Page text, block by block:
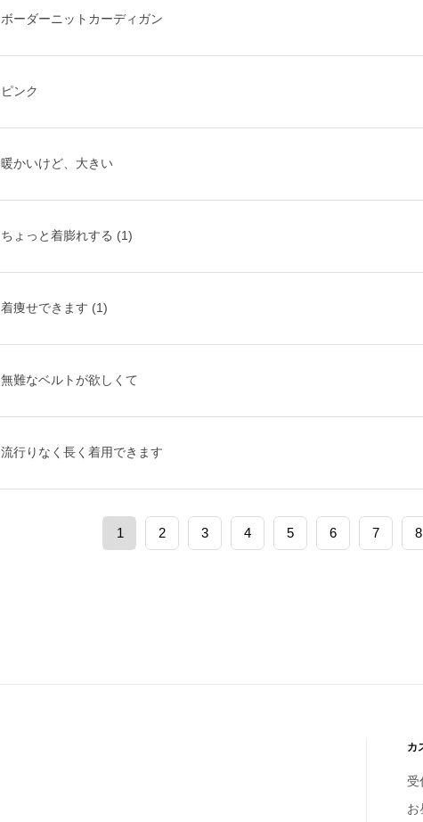
ボーダーニットカーディガン
ピンク
暖かいけど、大きい
ちょっと着膨れする (1)
着痩せできます (1)
無難なベルトが欲しくて
流行りなく長く着用できます
1 2 3 4 5 6 7 8
カ
受
お